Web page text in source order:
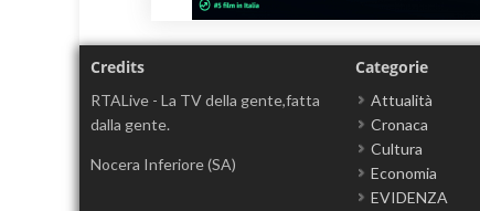
Credits
RTALive - La TV della gente,fatta
dalla gente.
Nocera Inferiore (SA)
Categorie
Attualità
Cronaca
Cultura
Economia
EVIDENZA